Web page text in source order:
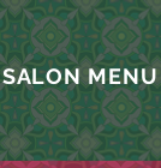
SALON MENU